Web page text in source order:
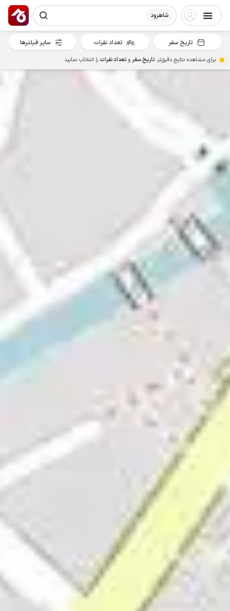
شاهرود
تاریخ سفر تعداد نفرات سایر فیلترها
برای مشاهده نتایج دقیق‌تر، تاریخ سفرو تعداد نفراترا انتخاب نمایید